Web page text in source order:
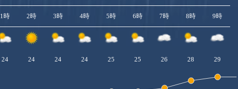
1時 2時 3時 4時 5時 6時 7時 8時 9時
24 24 24 24 25 25 26 28 29